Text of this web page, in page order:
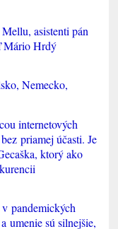
asistenti pán
Mário Hrdý
Nemecko,
internetových
priamej účasti. Je
ktorý ako
pandemických
umenie sú silnejšie,